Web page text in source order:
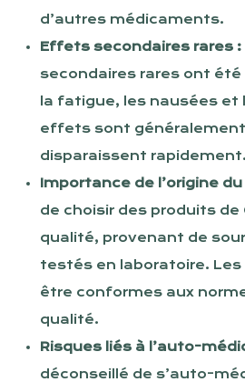
d’autres médicaments.
Effets secondaires rares :
secondaires rares ont
la fatigue, les nausées et
effets sont
disparaissent rapidement.
Importance de l’origine du
de choisir des produits de
qualité, provenant de
testés en laboratoire.
être conformes aux
qualité.
Risques liés à l’auto-
déconseillé de s’auto-